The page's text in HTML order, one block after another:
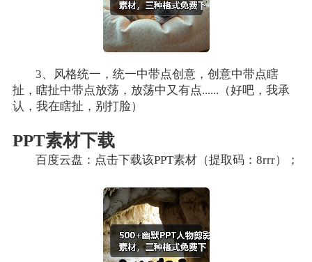
3、风格统一，统一中带点创意，创意中带点瞎
扯，瞎扯中带点放荡，放荡中又有点......（好吧，我承
认，我在瞎扯，别打脸）
PPT素材下载
百度云盘：点击下载该PPT素材（提取码：8rrr）；